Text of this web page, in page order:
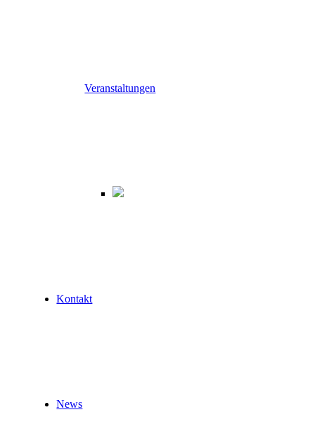
Veranstaltungen
Kontakt
News